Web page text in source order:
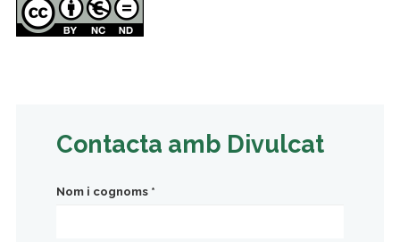
Contacta amb Divulcat
Nom i cognoms *